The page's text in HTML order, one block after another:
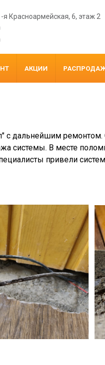
я Красноармейская, 6, этаж 2
АКЦИИ
с дальнейшим
системы. В месте
привели